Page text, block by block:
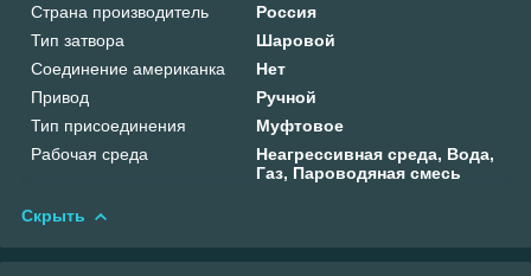
Страна производитель
Россия
Тип затвора
Шаровой
Соединение американка
Нет
Привод
Ручной
Тип присоединения
Муфтовое
Рабочая среда
Неагрессивная среда, Вода,
Газ, Пароводяная смесь
Скрыть